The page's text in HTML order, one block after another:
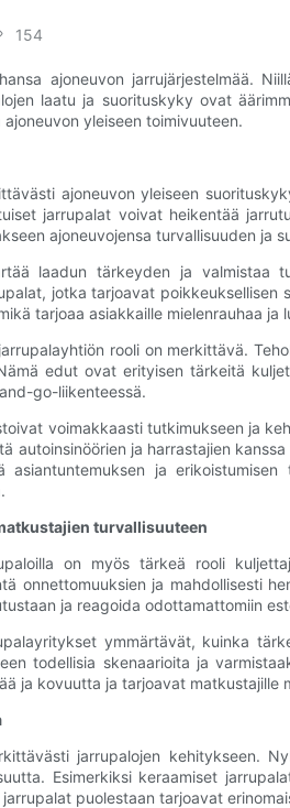
154
ajoneuvon jarrujärjestelmää.
laatu ja suorituskyky ovat
yleiseen toimivuuteen.
ajoneuvon yleiseen
jarrupalat voivat heikentää
ajoneuvojensa turvallisuuden ja
laadun tärkeyden ja
jotka tarjoavat
tarjoaa asiakkaille mielenrauhaa ja
rooli on merkittävä.
edut ovat erityisen tärkeitä
go-liikenteessä.
voimakkaasti tutkimukseen ja
autoinsinöörien ja harrastajien
asiantuntemuksen ja
turvallisuuteen
on myös tärkeä rooli
onnettomuuksien ja mahdollisesti
​​ja reagoida odottamattomiin
ymmärtävät, kuinka
todellisia skenaarioita ja
ja kovuutta ja tarjoavat matkustajille
jarrupalojen kehitykseen.
Esimerkiksi keraamiset
puolestaan ​​tarjoavat